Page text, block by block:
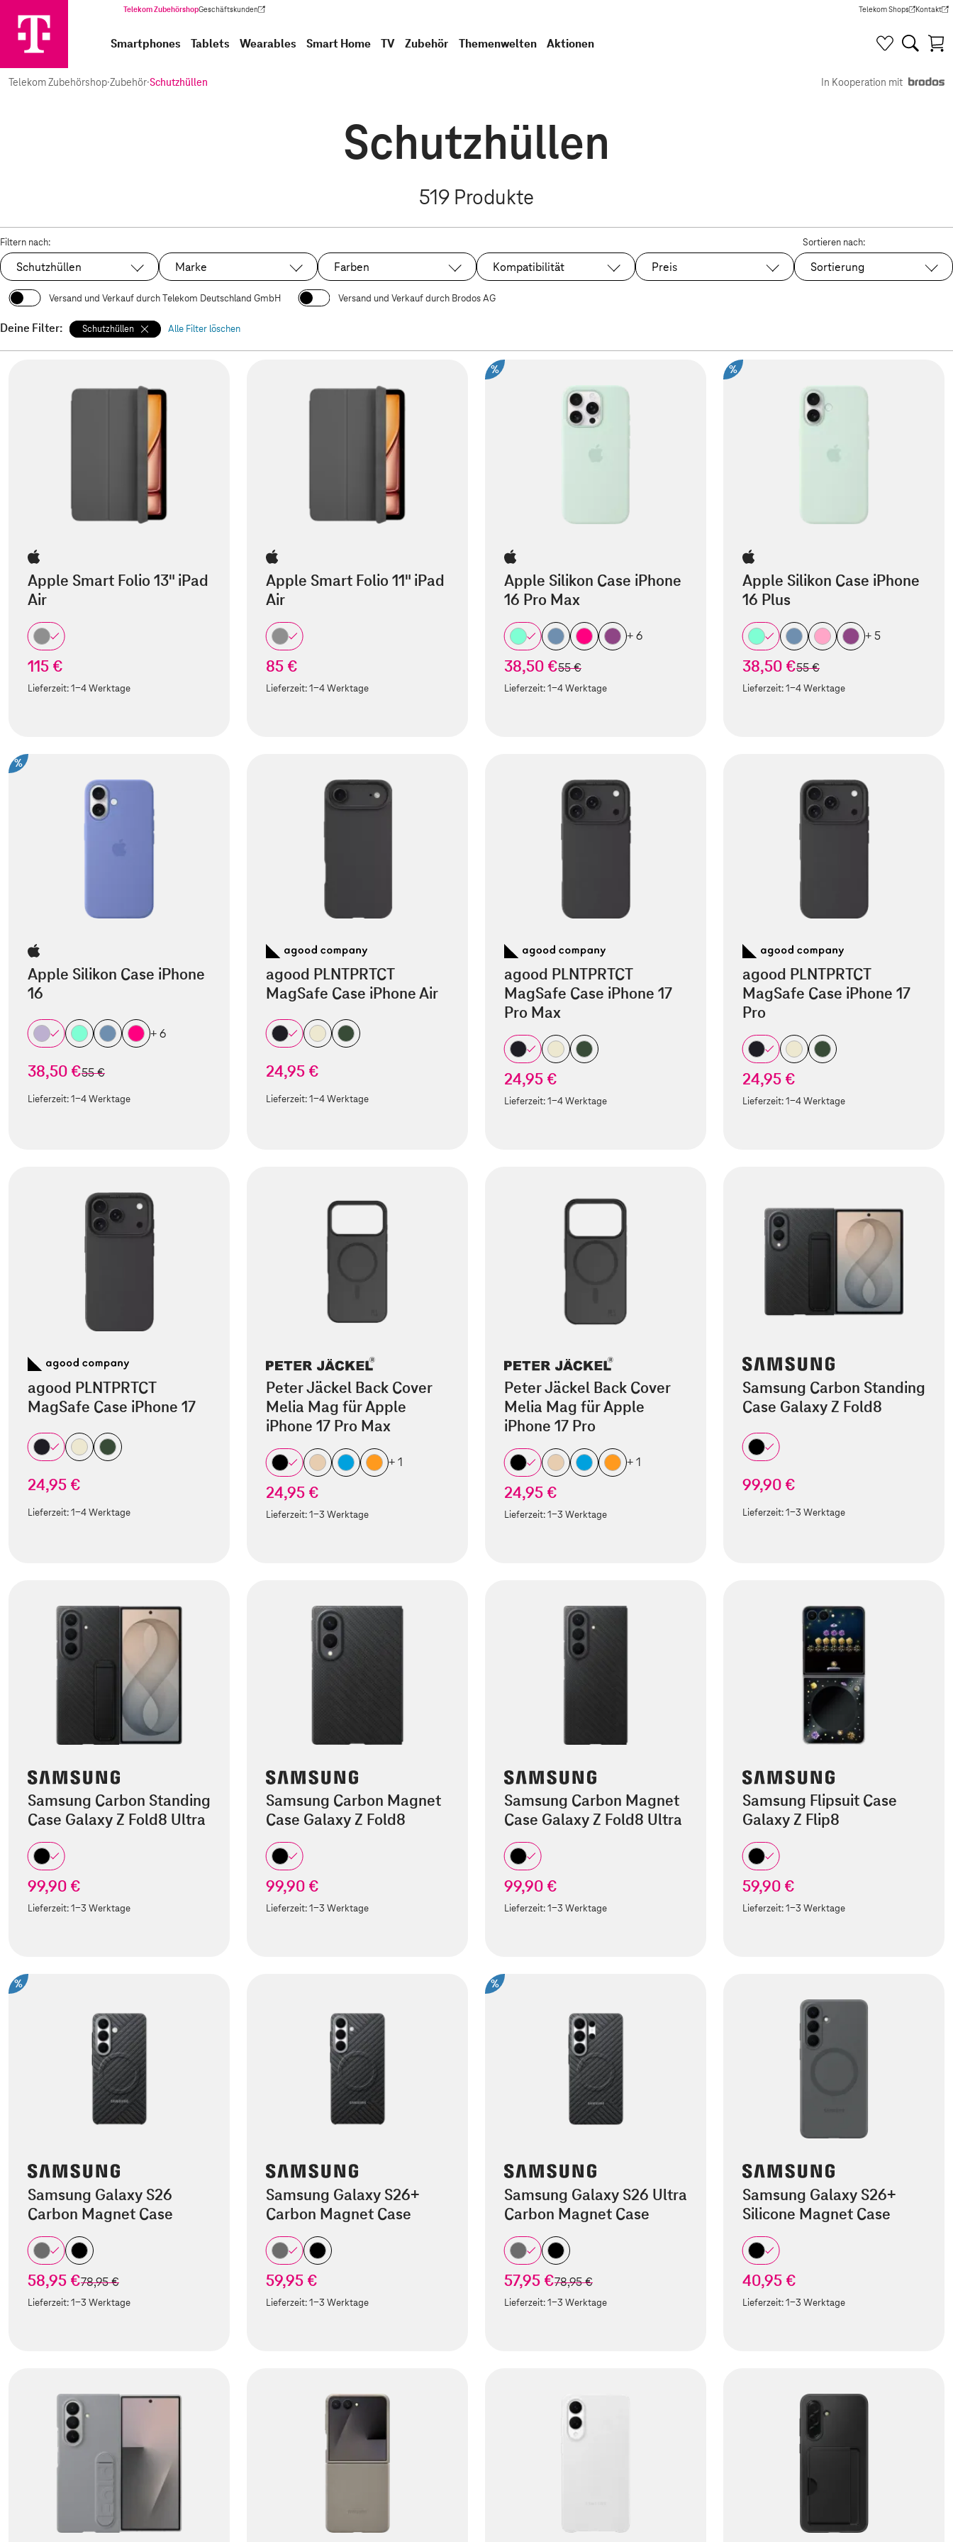
Telekom ZubehörshopGeschäftskunden
(Wird in einem neuen Tab geöffnet) Telekom Shops
(Wird in einem neuen Tab
Kontakt
(Wird in
Smartphones Tablets Wearables Smart Home TV Zubehör Themenwelten Aktionen
Telekom Zubehörshop·Zubehör·Schutzhüllen In Kooperation mit
Schutzhüllen
519 Produkte
Filtern nach:
Ausgewählt:
Schutzhüllen Marke Farben Kompatibilität Preis
Sortieren nach:
Sortierung
Versand und Verkauf durch Telekom Deutschland GmbH Versand und Verkauf durch Brodos AG
Deine Filter: Schutzhüllen Alle Filter löschen
Apple Smart Folio 13" iPad
Air
115 €
Lieferzeit:1-4 Werktage
Apple Smart Folio 11" iPad
Air
85 €
Lieferzeit:1-4 Werktage
%
Apple Silikon Case iPhone
16 Pro Max
+ 6
38,50 €statt
55 €
Lieferzeit:1-4 Werktage
%
Apple Silikon Case iPhone
16 Plus
+ 5
38,50 €statt
55 €
Lieferzeit:1-4 Werktage
%
Apple Silikon Case iPhone
16
+ 6
38,50 €statt
55 €
Lieferzeit:1-4 Werktage
agood PLNTPRTCT
MagSafe Case iPhone Air
24,95 €
Lieferzeit:1-4 Werktage
agood PLNTPRTCT
MagSafe Case iPhone 17
Pro Max
24,95 €
Lieferzeit:1-4 Werktage
agood PLNTPRTCT
MagSafe Case iPhone 17
Pro
24,95 €
Lieferzeit:1-4 Werktage
agood PLNTPRTCT
MagSafe Case iPhone 17
24,95 €
Lieferzeit:1-4 Werktage
Peter Jäckel Back Cover
Melia Mag für Apple
iPhone 17 Pro Max
+ 1
24,95 €
Lieferzeit:1-3 Werktage
Peter Jäckel Back Cover
Melia Mag für Apple
iPhone 17 Pro
+ 1
24,95 €
Lieferzeit:1-3 Werktage
Samsung Carbon Standing
Case Galaxy Z Fold8
99,90 €
Lieferzeit:1-3 Werktage
Samsung Carbon Standing
Case Galaxy Z Fold8 Ultra
99,90 €
Lieferzeit:1-3 Werktage
Samsung Carbon Magnet
Case Galaxy Z Fold8
99,90 €
Lieferzeit:1-3 Werktage
Samsung Carbon Magnet
Case Galaxy Z Fold8 Ultra
99,90 €
Lieferzeit:1-3 Werktage
Samsung Flipsuit Case
Galaxy Z Flip8
59,90 €
Lieferzeit:1-3 Werktage
%
Samsung Galaxy S26
Carbon Magnet Case
58,95 €statt
78,95 €
Lieferzeit:1-3 Werktage
Samsung Galaxy S26+
Carbon Magnet Case
59,95 €
Lieferzeit:1-3 Werktage
%
Samsung Galaxy S26 Ultra
Carbon Magnet Case
57,95 €statt
78,95 €
Lieferzeit:1-3 Werktage
Samsung Galaxy S26+
Silicone Magnet Case
40,95 €
Lieferzeit:1-3 Werktage